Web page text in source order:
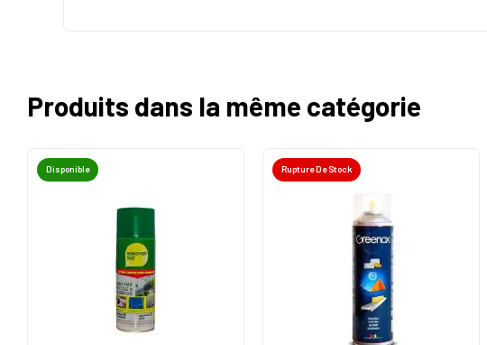
Produits dans la même catégorie
Disponible Rupture De Stock